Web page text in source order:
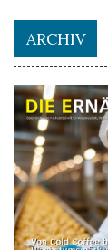
ARCHIV